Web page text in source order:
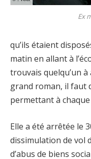
Ex
qu’ils étaient
matin en allant à
trouvais quelqu’un
grand roman, il faut
permettant à chaque
Elle a été arrêtée le
dissimulation de vol
d’abus de biens